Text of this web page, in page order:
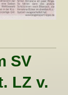
SV
LZ v.